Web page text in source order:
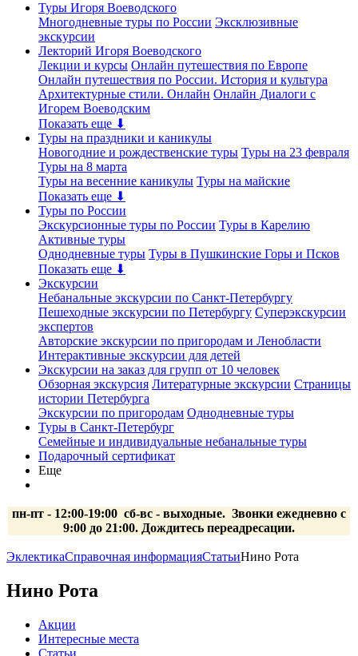
Туры Игоря Воеводского
Многодневные туры по России Эксклюзивные
экскурсии
Лекторий Игоря Воеводского
Лекции и курсы Онлайн путешествия по Европе
Онлайн путешествия по России. История и культура
Архитектурные стили. Онлайн Онлайн Диалоги с
Игорем Воеводским
Показать еще ⬇
Туры на праздники и каникулы
Новогодние и рождественские туры Туры на 23 февраля
Туры на 8 марта
Туры на весенние каникулы Туры на майские
Показать еще ⬇
Туры по России
Экскурсионные туры по России Туры в Карелию
Активные туры
Однодневные туры Туры в Пушкинские Горы и Псков
Показать еще ⬇
Экскурсии
Небанальные экскурсии по Санкт-Петербургу
Пешеходные экскурсии по Петербургу Суперэкскурсии
экспертов
Авторские экскурсии по пригородам и Ленобласти
Интерактивные экскурсии для детей
Экскурсии на заказ для групп от 10 человек
Обзорная экскурсия Литературные экскурсии Страницы
истории Петербурга
Экскурсии по пригородам Однодневные туры
Туры в Санкт-Петербург
Семейные и индивидуальные небанальные туры
Подарочный сертификат
Еще
пн-пт - 12:00-19:00 сб-вс - выходные. Звонки ежедневно с
9:00 до 21:00. Дождитесь переадресации.
ЭклектикаСправочная информацияСтатьиНино Рота
Нино Рота
Акции
Интересные места
Статьи